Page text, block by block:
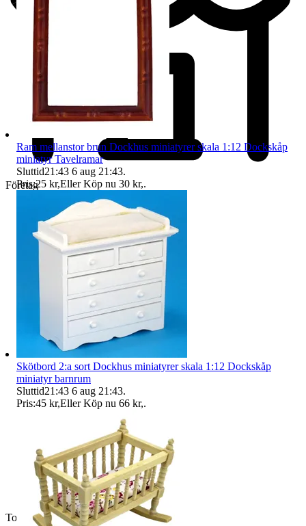
Företag
Toppsäljare
Ram mellanstor brun Dockhus miniatyrer skala 1:12 Dockskåp
miniatyr Tavelramar
Sluttid21:43 6 aug 21:43.
Pris:25 kr,Eller Köp nu 30 kr,.
Skötbord 2:a sort Dockhus miniatyrer skala 1:12 Dockskåp
miniatyr barnrum
Sluttid21:43 6 aug 21:43.
Pris:45 kr,Eller Köp nu 66 kr,.